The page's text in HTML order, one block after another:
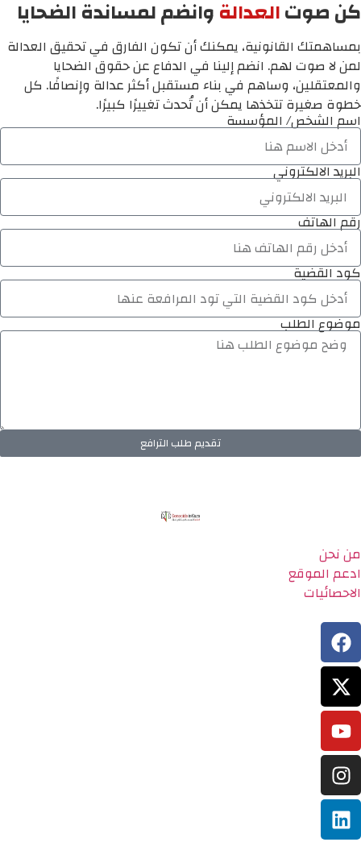
كن صوتالعدالةوانضم لمساندة الضحايا
بمساهمتك القانونية، يمكنك أن تكون الفارق في تحقيق العدالة
لمن لا صوت لهم. انضم إلينا في الدفاع عن حقوق الضحايا
والمعتقلين، وساهم في بناء مستقبل أكثر عدالة وإنصافًا. كل
خطوة صغيرة تتخذها يمكن أن تُحدث تغييرًا كبيرًا.
اسم الشخص/ المؤسسة
البريد الالكتروني
رقم الهاتف
كود القضية
موضوع الطلب
تقديم طلب الترافع
من نحن
ادعم الموقع
الاحصائيات